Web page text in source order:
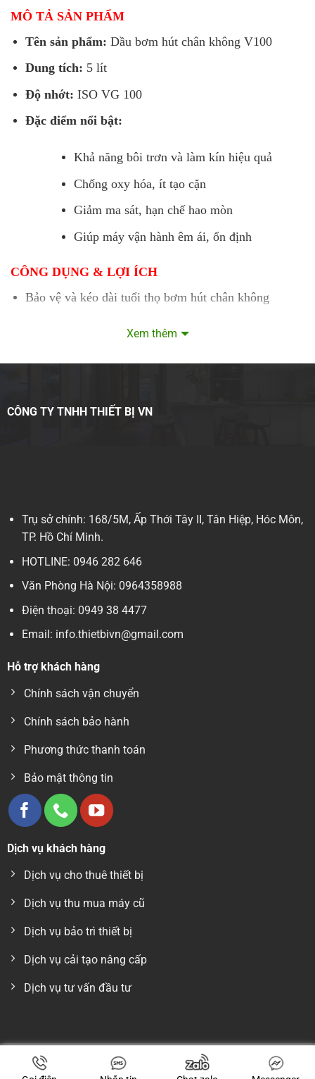
MÔ TẢ SẢN PHẨM
Tên sản phẩm: Dầu bơm hút chân không V100
Dung tích: 5 lít
Độ nhớt: ISO VG 100
Đặc điểm nổi bật:
Khả năng bôi trơn và làm kín hiệu quả
Chống oxy hóa, ít tạo cặn
Giảm ma sát, hạn chế hao mòn
Giúp máy vận hành êm ái, ổn định
CÔNG DỤNG & LỢI ÍCH
Bảo vệ và kéo dài tuổi thọ bơm hút chân không
HƯỚNG DẪN SỬ DỤNG
Đổ dầu V100 mới vào đúng mức quy định
Khởi động máy và kiểm tra hoạt động
✔ Lưu ý:
Sử dụng đúng loại dầu phù hợp với máy
ỨNG DỤNG
Máy hút chân không công nghiệp
Dây chuyền đóng gói thực phẩm
Ngành sản xuất, chế biến
Dầu bơm hút chân không V100 – 5 lít là giải pháp tối ưu
giúpmáy vận hành bền bỉ, ổn định và tiết kiệm chi
Xem thêm
CÔNG TY TNHH THIẾT BỊ VN
Trụ sở chính: 168/5M, Ấp Thới Tây II, Tân Hiệp, Hóc Môn,
TP. Hồ Chí Minh.
HOTLINE: 0946 282 646
Văn Phòng Hà Nội: 0964358988
Điện thoại: 0949 38 4477
Email: info.thietbivn@gmail.com
Hỗ trợ khách hàng
Chính sách vận chuyển
Chính sách bảo hành
Phương thức thanh toán
Bảo mật thông tin
Dịch vụ khách hàng
Dịch vụ cho thuê thiết bị
Dịch vụ thu mua máy cũ
Dịch vụ bảo trì thiết bị
Dịch vụ cải tạo nâng cấp
Dịch vụ tư vấn đầu tư
Copyright 2026 © CÔNG TY TNHH THIẾT BỊ VN - Giấy phép kinh
doanh: 0315423552 do sở KH và ĐT TP.HCM cấp ngày 05/12/2018